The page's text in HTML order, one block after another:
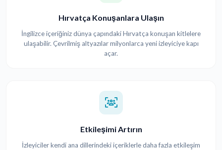
Hırvatça Konuşanlara Ulaşın
İngilizce içeriğiniz dünya çapındaki Hırvatça konuşan kitlelere
ulaşabilir. Çevrilmiş altyazılar milyonlarca yeni izleyiciye kapı
açar.
Etkileşimi Artırın
İzleyiciler kendi ana dillerindeki içeriklerle daha fazla etkileşim